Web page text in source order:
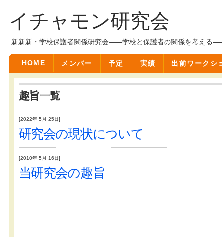
イチャモン研究会
新新新・学校保護者関係研究会――学校と保護者の関係を考える
HOME メンバー 予定 実績 出前ワークシ
趣旨一覧
[2022年 5月 25日]
研究会の現状について
[2010年 5月 16日]
当研究会の趣旨